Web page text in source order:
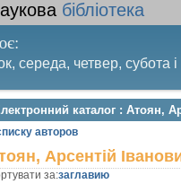
бібліотека
середа, четвер, субота
Останній четвер
каталог : Атоян,
авторов
Арсентій
за:заглавию